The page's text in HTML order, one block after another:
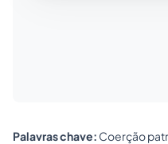
Palavras chave: Coerção